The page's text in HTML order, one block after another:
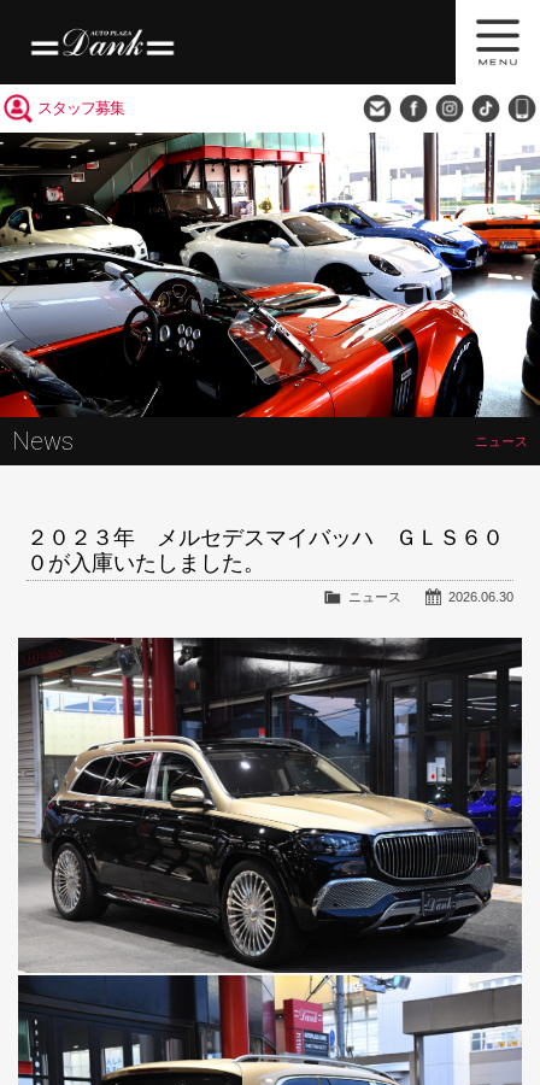
スタッフ募集
News ニュース
２０２３年 メルセデスマイバッハ ＧＬＳ６０
０が入庫いたしました。
2026.06.30
ニュース